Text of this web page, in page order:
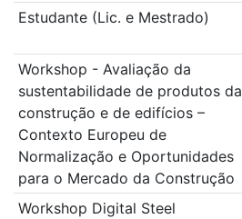
Estudante (Lic. e Mestrado)
Workshop - Avaliação da
sustentabilidade de produtos da
construção e de edifícios –
Contexto Europeu de
Normalização e Oportunidades
para o Mercado da Construção
Workshop Digital Steel